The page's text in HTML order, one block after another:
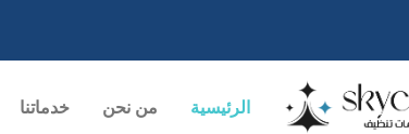
الرئيسية من نحن خدماتنا